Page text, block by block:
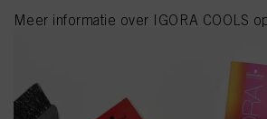
Meer informatie over IGORA COOLS